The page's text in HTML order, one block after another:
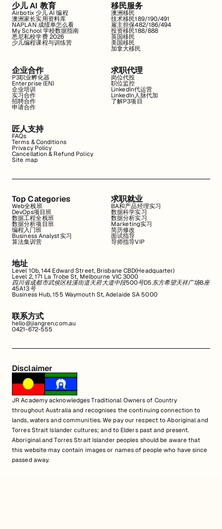
少儿 AI 教育
Airbotix 少儿 AI 编程
澳洲家长实用资料库
NAPLAN 成绩单怎么看
My School 学校数据指南
悉尼私校学费 2026
少儿编程课程与训练营
移民服务
澳洲移民
技术移民189/190/491
雇主担保482/186/494
投资移民188/888
英国移民
美国移民
加拿大移民
企业合作
P3职业孵化器
Enterprise (EN)
企业培训
实习合作
招聘合作
申请合作
求职代理
岗位代投
职位监控
LinkedIn代运营
LinkedIn人脉代加
了解P3项目
匠人支持
FAQs
Terms & Conditions
Privacy Policy
Cancellation & Refund Policy
Site map
Top Categories
Web全栈班
DevOps项目班
数据工程全栈班
数据分析项目班
编程入门班
Business Analyst实习
算法集训营
求职就业
BA和产品经理实习
数据科学实习
数据分析实习
Marketing实习
简历修改
面试指导
导师指导VIP
地址
Level 10b, 144 Edward Street, Brisbane CBD(Headquarter)
Level 2, 171 La Trobe St, Melbourne VIC 3000
四川省成都市武侯区桂溪街道天府大道中段500号D5东方希望天祥广场B座
45A13号
Business Hub, 155 Waymouth St, Adelaide SA 5000
联系方式
hello@jiangren.com.au
0421-672-555
Disclaimer
JR Academy acknowledges Traditional Owners of Country
throughout Australia and recognises the continuing connection to
lands, waters and communities. We pay our respect to Aboriginal and
Torres Strait Islander cultures; and to Elders past and present.
Aboriginal and Torres Strait Islander peoples should be aware that
this website may contain images or names of people who have since
passed away.